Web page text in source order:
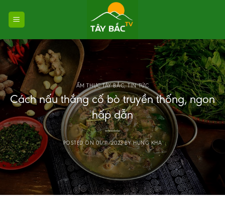
ẨM THỰC TÂY BẮC,TIN TỨC
Cách nấu thắng cố bò truyền thống, ngon
hấp dẫn
POSTED ON01/11/2023BYHUNG KHA